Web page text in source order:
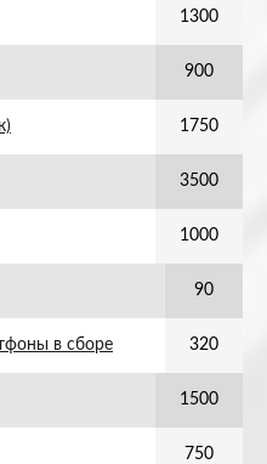
1300
900
1750
3500
1000
90
в сборе 320
1500
750